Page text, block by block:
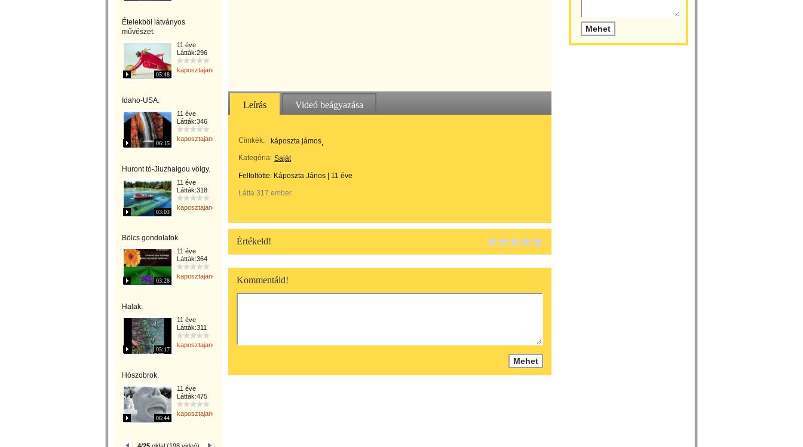
Ételekböl látványos
művészet.
05:48
11 éve
Látták:296
kaposztajanos
Idaho-USA.
06:15
11 éve
Látták:346
kaposztajanos
Huront tó-Jiuzhaigou völgy.
03:03
11 éve
Látták:318
kaposztajanos
Bölcs gondolatok.
03:28
11 éve
Látták:364
kaposztajanos
Halak.
05:17
11 éve
Látták:311
kaposztajanos
Hószobrok.
06:44
11 éve
Látták:475
kaposztajanos
Leírás Videó beágyazása
Címkék:
káposzta jámos
Kategória: Saját
Feltöltötte: Káposzta János 11 éve
Látta 317 ember.
Értékeld!
Kommentáld!